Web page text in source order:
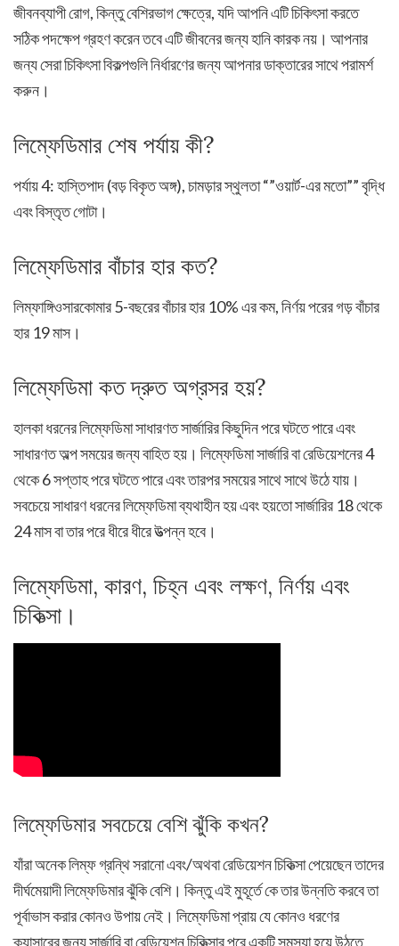
জীবনব্যাপী রোগ, কিন্তু বেশিরভাগ ক্ষেত্রে, যদি আপনি এটি চিকিৎসা করতে
সঠিক পদক্ষেপ গ্রহণ করেন তবে এটি জীবনের জন্য হানি কারক নয়। আপনার
জন্য সেরা চিকিৎসা বিকল্পগুলি নির্ধারণের জন্য আপনার ডাক্তারের সাথে পরামর্শ
করুন।
লিম্ফেডিমার শেষ পর্যায় কী?
পর্যায় 4: হাস্তিপাদ (বড় বিকৃত অঙ্গ), চামড়ার স্থুলতা “”ওয়ার্ট-এর মতো”” বৃদ্ধি
এবং বিস্তৃত গোটা।
লিম্ফেডিমার বাঁচার হার কত?
লিম্ফাঙ্গিওসারকোমার 5-বছরের বাঁচার হার 10% এর কম, নির্ণয় পরের গড় বাঁচার
হার 19 মাস।
লিম্ফেডিমা কত দ্রুত অগ্রসর হয়?
হালকা ধরনের লিম্ফেডিমা সাধারণত সার্জারির কিছুদিন পরে ঘটতে পারে এবং
সাধারণত অল্প সময়ের জন্য বাহিত হয়। লিম্ফেডিমা সার্জারি বা রেডিয়েশনের 4
থেকে 6 সপ্তাহ পরে ঘটতে পারে এবং তারপর সময়ের সাথে সাথে উঠে যায়।
সবচেয়ে সাধারণ ধরনের লিম্ফেডিমা ব্যথাহীন হয় এবং হয়তো সার্জারির 18 থেকে
24 মাস বা তার পরে ধীরে ধীরে উত্ত্পন্ন হবে।
লিম্ফেডিমা, কারণ, চিহ্ন এবং লক্ষণ, নির্ণয় এবং
চিকিত্সা।
লিম্ফেডিমার সবচেয়ে বেশি ঝুঁকি কখন?
যাঁরা অনেক লিম্ফ গ্রন্থি সরানো এবং/অথবা রেডিয়েশন চিকিত্সা পেয়েছেন তাদের
দীর্ঘমেয়াদী লিম্ফেডিমার ঝুঁকি বেশি। কিন্তু এই মুহূর্তে কে তার উন্নতি করবে তা
পূর্বাভাস করার কোনও উপায় নেই। লিম্ফেডিমা প্রায় যে কোনও ধরণের
ক্যান্সারের জন্য সার্জারি বা রেডিয়েশন চিকিত্সার পরে একটি সমস্যা হয়ে উঠতে